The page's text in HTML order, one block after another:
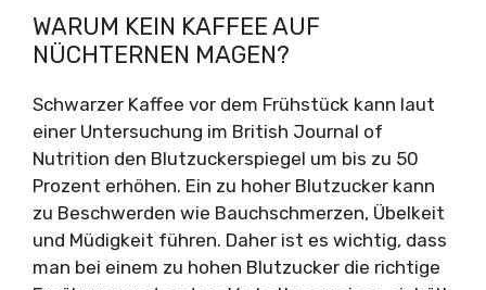
WARUM KEIN KAFFEE AUF
NÜCHTERNEN MAGEN?
Schwarzer Kaffee vor dem Frühstück kann laut
einer Untersuchung im British Journal of
Nutrition den Blutzuckerspiegel um bis zu 50
Prozent erhöhen. Ein zu hoher Blutzucker kann
zu Beschwerden wie Bauchschmerzen, Übelkeit
und Müdigkeit führen. Daher ist es wichtig, dass
man bei einem zu hohen Blutzucker die richtige